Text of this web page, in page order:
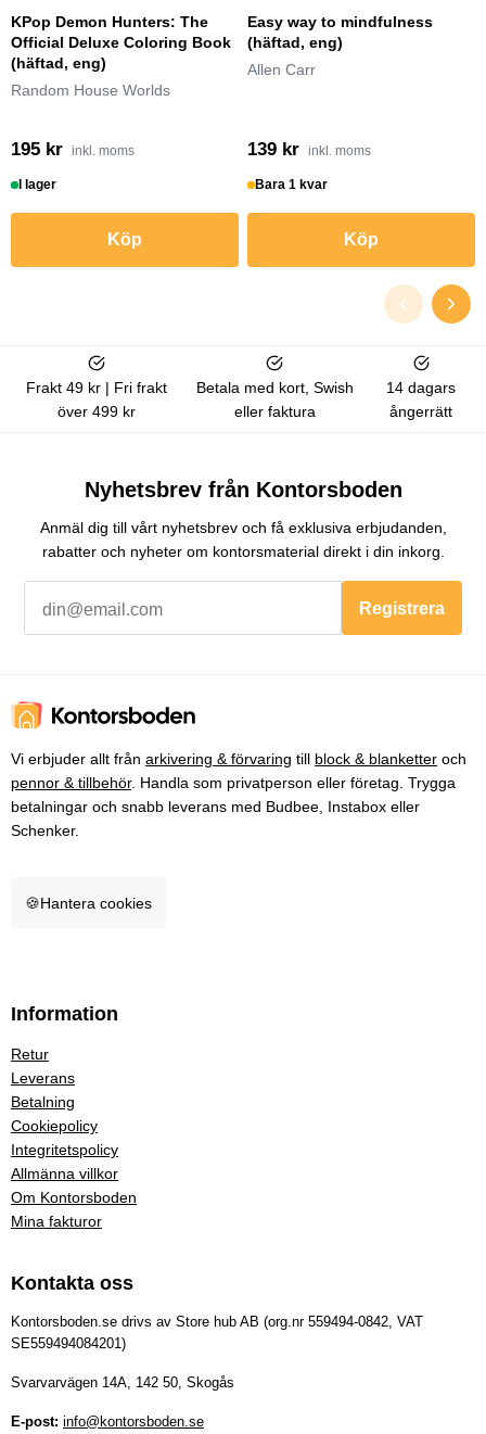
KPop Demon Hunters: The
Official Deluxe Coloring Book
(häftad, eng)
Random House Worlds
195 kr inkl. moms
I lager
Köp
Easy way to mindfulness
(häftad, eng)
Allen Carr
139 kr inkl. moms
Bara 1 kvar
Köp
Frakt 49 kr | Fri frakt
över 499 kr
Betala med kort, Swish
eller faktura
14 dagars
ångerrätt
Nyhetsbrev från Kontorsboden
Anmäl dig till vårt nyhetsbrev och få exklusiva erbjudanden,
rabatter och nyheter om kontorsmaterial direkt i din inkorg.
Registrera
Vi erbjuder allt från arkivering & förvaring till block & blanketter och
pennor & tillbehör. Handla som privatperson eller företag. Trygga
betalningar och snabb leverans med Budbee, Instabox eller
Schenker.
🍪Hantera cookies
Information
Retur
Leverans
Betalning
Cookiepolicy
Integritetspolicy
Allmänna villkor
Om Kontorsboden
Mina fakturor
Kontakta oss
Kontorsboden.se drivs av Store hub AB (org.nr 559494-0842, VAT
SE559494084201)
Svarvarvägen 14A, 142 50, Skogås
E-post: info@kontorsboden.se